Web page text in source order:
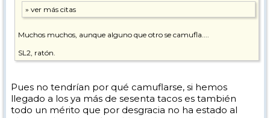
Muchos muchos, aunque alguno que otro se camufla....
SL2, ratón.
Pues no tendrían por qué camuflarse, si hemos
llegado a los ya más de sesenta tacos es también
todo un mérito que por desgracia no ha estado al